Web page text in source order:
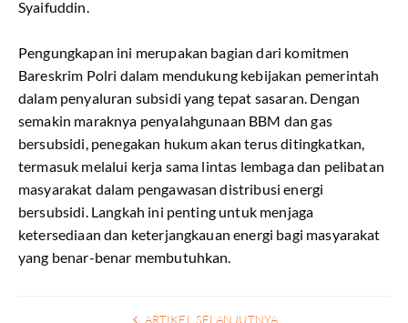
Syaifuddin.
Pengungkapan ini merupakan bagian dari komitmen
Bareskrim Polri dalam mendukung kebijakan pemerintah
dalam penyaluran subsidi yang tepat sasaran. Dengan
semakin maraknya penyalahgunaan BBM dan gas
bersubsidi, penegakan hukum akan terus ditingkatkan,
termasuk melalui kerja sama lintas lembaga dan pelibatan
masyarakat dalam pengawasan distribusi energi
bersubsidi. Langkah ini penting untuk menjaga
ketersediaan dan keterjangkauan energi bagi masyarakat
yang benar-benar membutuhkan.
ARTIKEL SELANJUTNYA